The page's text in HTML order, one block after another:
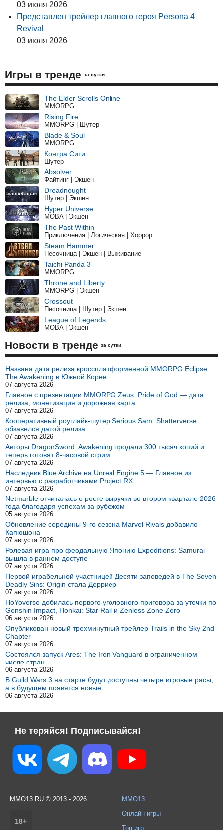
03 июля 2026
Представлен трейлер главного героя Persona 4
Revival
03 июля 2026
Игры в тренде за сутки
The Elder Scrolls Online
MMORPG
Rising Fire
MMORPG | Шутер
Blade & Soul
MMORPG
Контра Сити
Шутер
Absolver
Файтинг | Экшен
Dreadnought
Шутер | Экшен
Hyper Universe
MOBA | Экшен
The Past Within
Приключения | Логическая | Хоррор
Steam Hammer
Песочница | Экшен | Выживание
Taichi Panda 3
MMORPG
Throne and Liberty
MMORPG | Экшен
Crossout
Песочница | Шутер | Экшен
League of Legends
MOBA | Экшен
Новости в тренде за сутки
Названа дата релиза кроссплатформенной MMORPG Eclipse:
The Awakening в Южной Корее
07 августа 2026
Главное с презентации MMORPG Zeus: Pride of God — дата
релиза, монетизация и дорожная карта
07 августа 2026
Кооперативный роуглайк-шутер Serious Sam: Shatterverse
обзавелся датой релиза
07 августа 2026
Авторы DragonSword: Awakening продали 300 тысяч копий и
теперь готовят 8-часовой стрим
07 августа 2026
Наследник Blue Archive на Unreal Engine 5 — Главное из
интервью с разработчиками Project RX
07 августа 2026
Netmarble отчиталась о росте выручки во втором квартале 2026
года благодаря успехам за рубежом
05 августа 2026
Обновление середины 9-го сезона Marvel Rivals добавило
Капюшона
07 августа 2026
Ролевая игра про феодальную Японию Expeditions: Samurai
вышла в раннем доступе
07 августа 2026
Первой играбельной участницей Десяти заповедей в The Seven
Deadly Sins: Origin стала Дерриер
07 августа 2026
HoYoverse добилась первого уголовного приговора за утечки по
Genshin Impact, Honkai: Star Rail и Zenless Zone Zero
06 августа 2026
Опубликован новый трехминутный трейлер Trails in the Sky 2nd
Chapter
07 августа 2026
Состоялся запуск Ares: The Iron Vanguard в ограниченном
числе стран
06 августа 2026
В Guild Wars 3 на старте будут доступны четыре игровые расы,
а в будущем появятся новые
06 августа 2026
Не теряйся! Подписывайся!
MMO13.RU © 2013 - 2026
18+
MMO13
Онлайн игры
Топ игр